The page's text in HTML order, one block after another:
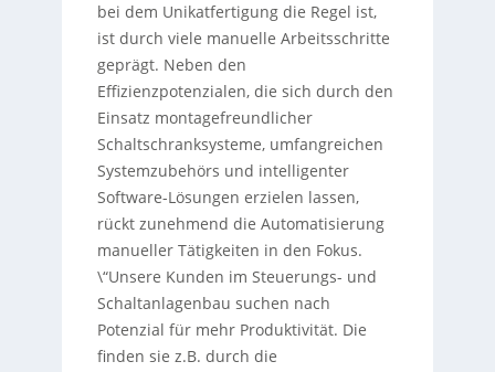
bei dem Unikatfertigung die Regel ist,
ist durch viele manuelle Arbeitsschritte
geprägt. Neben den
Effizienzpotenzialen, die sich durch den
Einsatz montagefreundlicher
Schaltschranksysteme, umfangreichen
Systemzubehörs und intelligenter
Software-Lösungen erzielen lassen,
rückt zunehmend die Automatisierung
manueller Tätigkeiten in den Fokus.
\“Unsere Kunden im Steuerungs- und
Schaltanlagenbau suchen nach
Potenzial für mehr Produktivität. Die
finden sie z.B. durch die